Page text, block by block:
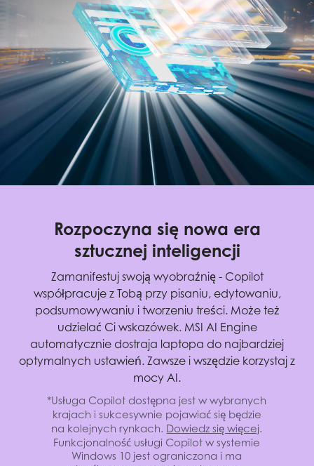
Rozpoczyna się nowa era
sztucznej inteligencji
Zamanifestuj swoją wyobraźnię - Copilot
współpracuje z Tobą przy pisaniu, edytowaniu,
podsumowywaniu i tworzeniu treści. Może też
udzielać Ci wskazówek. MSI AI Engine
automatycznie dostraja laptopa do najbardziej
optymalnych ustawień. Zawsze i wszędzie korzystaj z
mocy AI.
*Usługa Copilot dostępna jest w wybranych
krajach i sukcesywnie pojawiać się będzie
na kolejnych rynkach. Dowiedz się więcej.
Funkcjonalność usługi Copilot w systemie
Windows 10 jest ograniczona i ma